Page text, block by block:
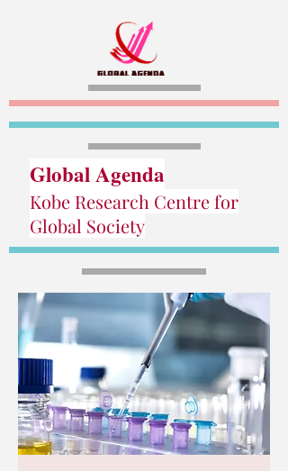
Global Agenda
Kobe Research Centre for
Global Society